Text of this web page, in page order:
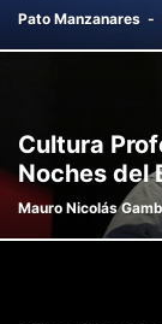
Pato Manzanares -
Cultura
Noches del
Mauro Nicolás